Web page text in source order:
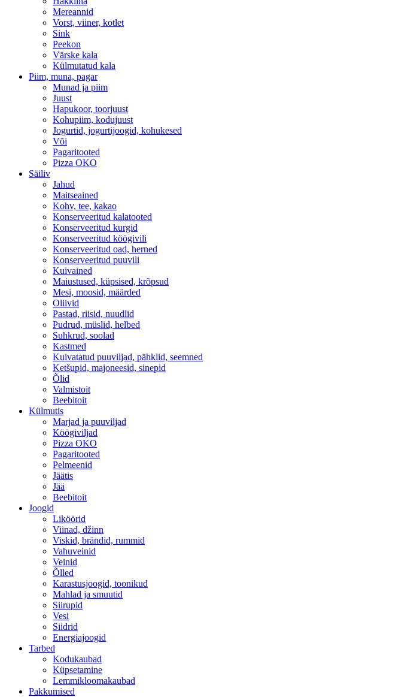
Mereannid
Vorst, viiner, kotlet
Sink
Peekon
Värske kala
Külmutatud kala
Piim, muna, pagar
Munad ja piim
Juust
Hapukoor, toorjuust
Kohupiim, kodujuust
Jogurtid, jogurtijoogid, kohukesed
Või
Pagaritooted
Pizza OKO
Säiliv
Jahud
Maitseained
Kohv, tee, kakao
Konserveeritud kalatooted
Konserveeritud kurgid
Konserveeritud köögivili
Konserveeritud oad, herned
Konserveeritud puuvili
Kuivained
Maiustused, küpsised, krõpsud
Mesi, moosid, määrded
Oliivid
Pastad, riisid, nuudlid
Pudrud, müslid, helbed
Suhkrud, soolad
Kastmed
Kuivatatud puuviljad, pähklid, seemned
Ketšupid, majoneesid, sinepid
Õlid
Valmistoit
Beebitoit
Külmutis
Marjad ja puuviljad
Köögiviljad
Pizza OKO
Pagaritooted
Pelmeenid
Jäätis
Jää
Beebitoit
Joogid
Liköörid
Viinad, džinn
Viskid, brändid, rummid
Vahuveinid
Veinid
Õlled
Karastusjoogid, toonikud
Mahlad ja smuutid
Siirupid
Vesi
Siidrid
Energiajoogid
Tarbed
Kodukaubad
Küpsetamine
Lemmikloomakaubad
Pakkumised